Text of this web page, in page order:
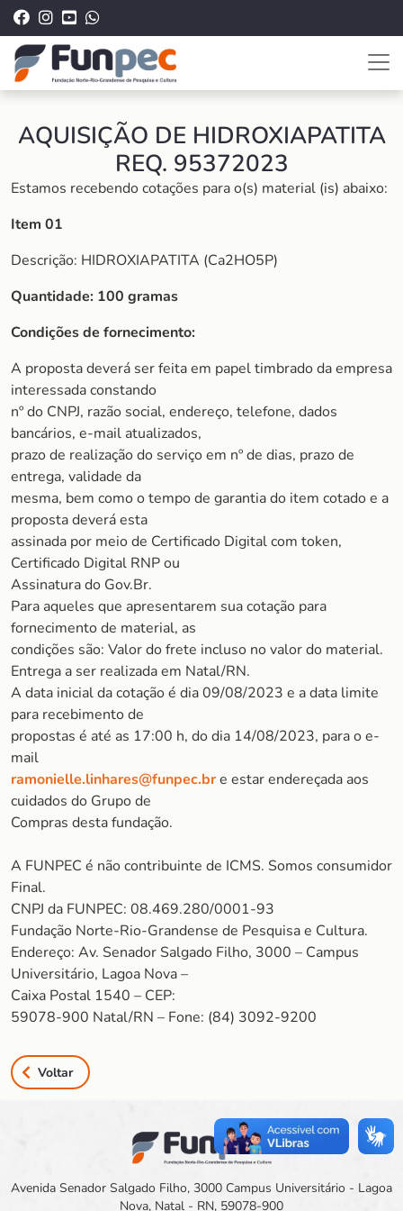
AQUISIÇÃO DE HIDROXIAPATITA
REQ. 95372023
Estamos recebendo cotações para o(s) material (is) abaixo:
Item 01
Descrição: HIDROXIAPATITA (Ca2HO5P)
Quantidade: 100 gramas
Condições de fornecimento:
A proposta deverá ser feita em papel timbrado da empresa
interessada constando
nº do CNPJ, razão social, endereço, telefone, dados
bancários, e-mail atualizados,
prazo de realização do serviço em nº de dias, prazo de
entrega, validade da
mesma, bem como o tempo de garantia do item cotado e a
proposta deverá esta
assinada por meio de Certificado Digital com token,
Certificado Digital RNP ou
Assinatura do Gov.Br.
Para aqueles que apresentarem sua cotação para
fornecimento de material, as
condições são: Valor do frete incluso no valor do material.
Entrega a ser realizada em Natal/RN.
A data inicial da cotação é dia 09/08/2023 e a data limite
para recebimento de
propostas é até as 17:00 h, do dia 14/08/2023, para o e-
mail
ramonielle.linhares@funpec.bre estar endereçada aos
cuidados do Grupo de
Compras desta fundação.
A FUNPEC é não contribuinte de ICMS. Somos consumidor
Final.
CNPJ da FUNPEC: 08.469.280/0001-93
Fundação Norte-Rio-Grandense de Pesquisa e Cultura.
Endereço: Av. Senador Salgado Filho, 3000 – Campus
Universitário, Lagoa Nova –
Caixa Postal 1540 – CEP:
59078-900 Natal/RN – Fone: (84) 3092-9200
Voltar
Avenida Senador Salgado Filho, 3000 Campus Universitário - Lagoa
Nova, Natal - RN, 59078-900